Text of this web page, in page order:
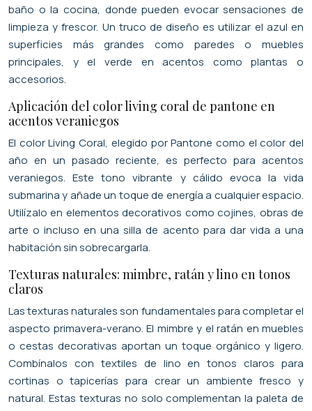
baño o la cocina, donde pueden evocar sensaciones de
limpieza y frescor. Un truco de diseño es utilizar el azul en
superficies más grandes como paredes o muebles
principales, y el verde en acentos como plantas o
accesorios.
Aplicación del color living coral de pantone en
acentos veraniegos
El color Living Coral, elegido por Pantone como el color del
año en un pasado reciente, es perfecto para acentos
veraniegos. Este tono vibrante y cálido evoca la vida
submarina y añade un toque de energía a cualquier espacio.
Utilízalo en elementos decorativos como cojines, obras de
arte o incluso en una silla de acento para dar vida a una
habitación sin sobrecargarla.
Texturas naturales: mimbre, ratán y lino en tonos
claros
Las texturas naturales son fundamentales para completar el
aspecto primavera-verano. El mimbre y el ratán en muebles
o cestas decorativas aportan un toque orgánico y ligero.
Combínalos con textiles de lino en tonos claros para
cortinas o tapicerías para crear un ambiente fresco y
natural. Estas texturas no solo complementan la paleta de